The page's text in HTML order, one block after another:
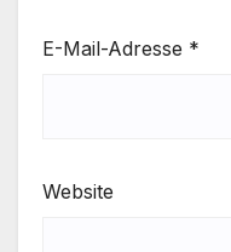
E-Mail-Adresse *
Website